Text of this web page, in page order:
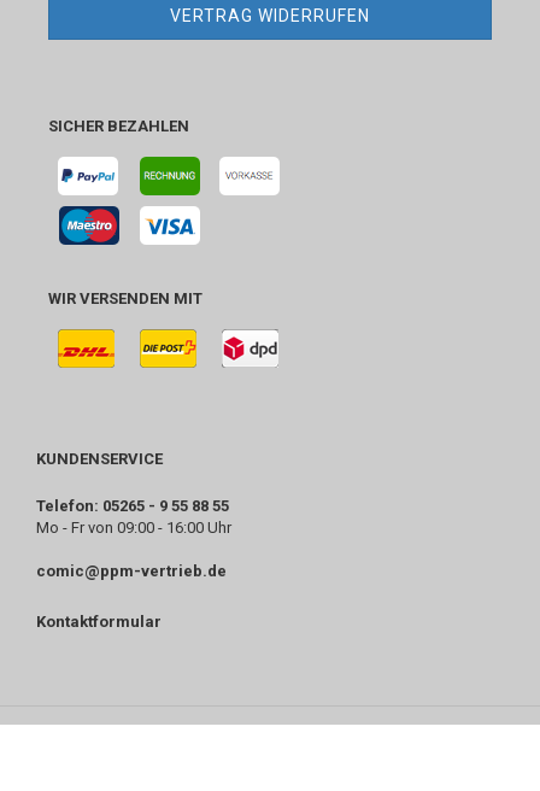
VERTRAG WIDERRUFEN
SICHER BEZAHLEN
WIR VERSENDEN MIT
KUNDENSERVICE
Telefon: 05265 - 9 55 88 55
Mo - Fr von 09:00 - 16:00 Uhr
comic@ppm-vertrieb.de
Kontaktformular